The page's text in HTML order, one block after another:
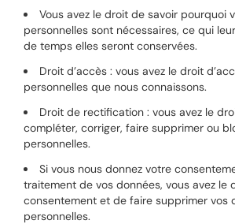
Vous avez le droit de savoir pourquoi
personnelles sont nécessaires, ce qui
de temps elles seront conservées.
Droit d’accès : vous avez le droit
personnelles que nous connaissons.
Droit de rectification : vous avez le
compléter, corriger, faire supprimer ou
personnelles.
Si vous nous donnez votre
traitement de vos données, vous avez le
consentement et de faire supprimer vos
personnelles.